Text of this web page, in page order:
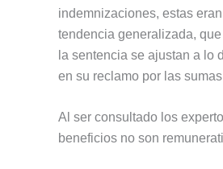
indemnizaciones, estas
tendencia generalizada,
la sentencia se ajustan a lo
en su reclamo por las
Al ser consultado los
beneficios no son